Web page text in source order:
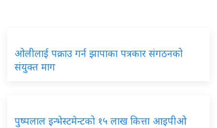
ओलीलाई पक्राउ गर्न झापाका पत्रकार संगठनको
संयुक्त माग
पुष्पलाल इन्भेस्टमेन्टको १५ लाख कित्ता आइपीओ